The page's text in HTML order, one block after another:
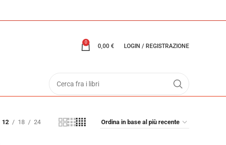
0
0,00 € LOGIN / REGISTRAZIONE
12 18 24